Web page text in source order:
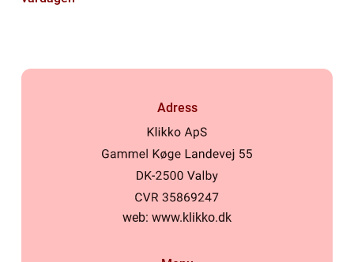
Adress
web: www.klikko.dk